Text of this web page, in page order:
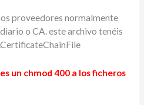
proveedores normalmente
o CA. este archivo tenéis
un chmod 400 a los ficheros